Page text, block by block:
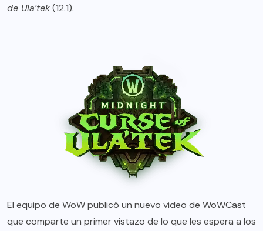
de Ula’tek(12.1).
El equipo de WoW publicó un nuevo video de WoWCast
que comparte un primer vistazo de lo que les espera a los